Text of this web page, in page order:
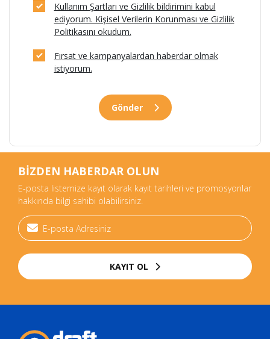
Kullanım Şartları ve Gizlilik bildirimini kabul
ediyorum. Kişisel Verilerin Korunması ve Gizlilik
Politikasını okudum.
Fırsat ve kampanyalardan haberdar olmak
istiyorum.
Gönder
BİZDEN HABERDAR OLUN
E-posta listemize kayıt olarak kayıt tarihleri ve promosyonlar
hakkında bilgi sahibi olabilirsiniz.
KAYIT OL